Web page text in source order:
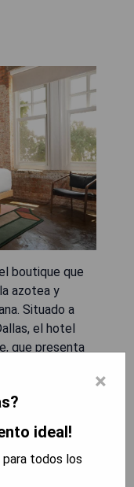
boutique que
azotea y
Situado a
el hotel
que presenta
y
de 49
hotel también
para
×
ideal!
todos los